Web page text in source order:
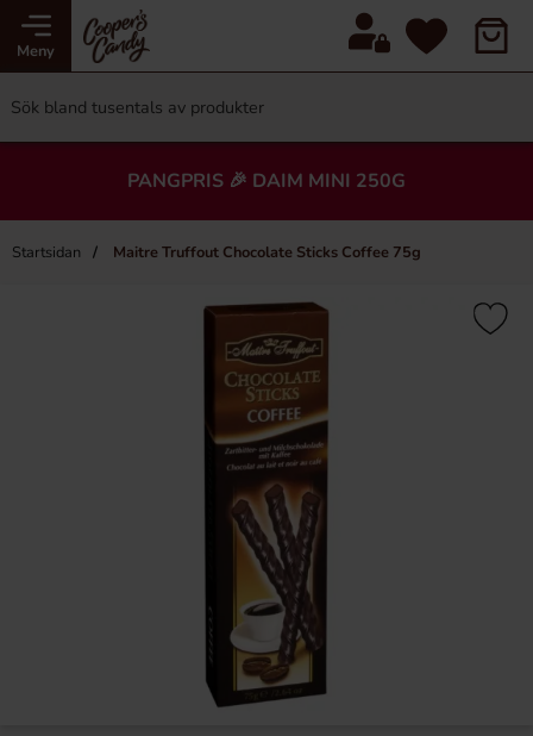
Meny
PANGPRIS 🎉 DAIM MINI 250G
Startsidan Maitre Truffout Chocolate Sticks Coffee 75g